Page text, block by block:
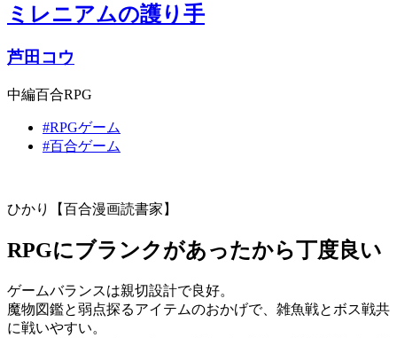
ミレニアムの護り手
芦田コウ
中編百合RPG
#RPGゲーム
#百合ゲーム
ひかり【百合漫画読書家】
RPGにブランクがあったから丁度良い
ゲームバランスは親切設計で良好。
魔物図鑑と弱点探るアイテムのおかげで、雑魚戦とボス戦共
に戦いやすい。